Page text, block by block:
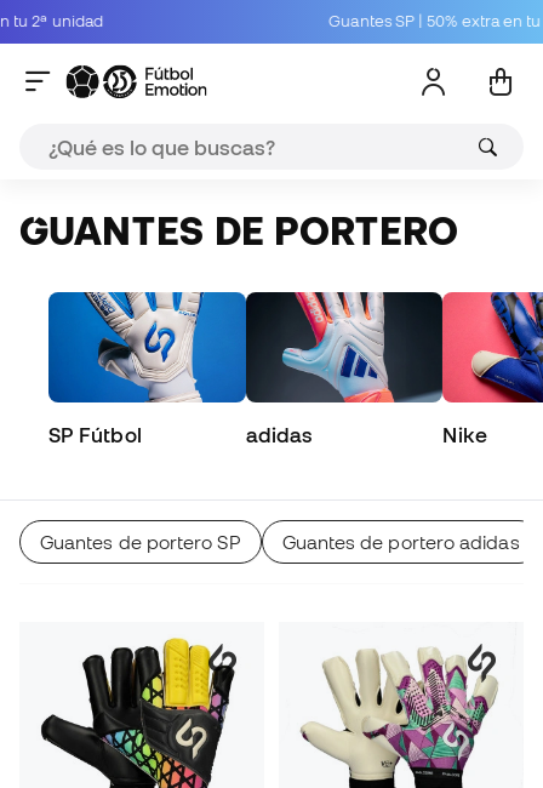
Guantes SP | 50% extra en tu 2ª
GUANTES DE PORTERO
SP Fútbol adidas Nike
Guantes de portero SP Guantes de portero adidas